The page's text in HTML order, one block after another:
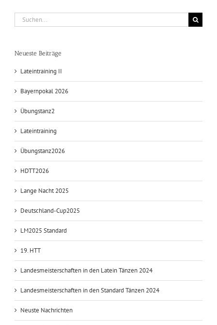
Suche
nach:
Neueste Beiträge
Lateintraining II
Bayernpokal 2026
Übungstanz2
Lateintraining
Übungstanz2026
HDTT2026
Lange Nacht 2025
Deutschland-Cup2025
LM2025 Standard
19. HTT
Landesmeisterschaften in den Latein Tänzen 2024
Landesmeisterschaften in den Standard Tänzen 2024
Neuste Nachrichten